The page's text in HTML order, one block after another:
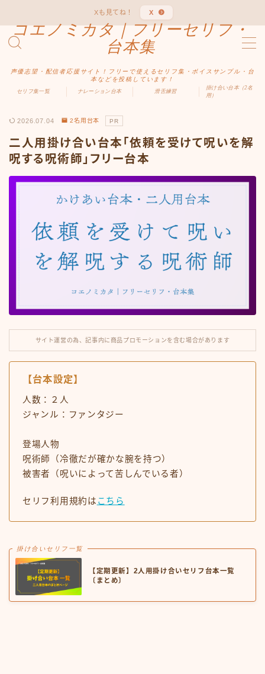
Xも見てね！ X
コエノミカタ｜フリーセリフ・
台本集
声優志望・配信者応援サイト！フリーで使えるセリフ集・ボイスサンプル・台
本などを投稿しています！
MENU
男性向け
女性向け
滑舌練習
運営note
セリフ利用規約
今見られている人気記事
セリフ集一覧 ナレーション台本 滑舌練習
掛け合い台本（2名
用）
2026.07.04 2名用台本 PR
二人用掛け合い台本「依頼を受けて呪いを解
呪する呪術師」フリー台本
サイト運営の為、記事内に商品プロモーションを含む場合があります
【台本設定】
人数：２人
ジャンル：ファンタジー
登場人物
呪術師（冷徹だが確かな腕を持つ）
被害者（呪いによって苦しんでいる者）
セリフ利用規約は こちら
掛け合いセリフ一覧
【定期更新】2人用掛け合いセリフ台本一覧
〔まとめ〕